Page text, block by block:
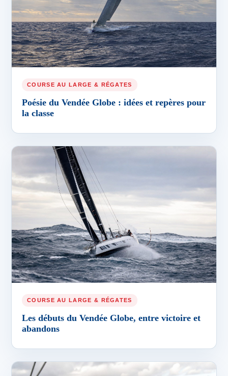
COURSE AU LARGE & RÉGATES
Poésie du Vendée Globe : idées et repères pour
la classe
COURSE AU LARGE & RÉGATES
Les débuts du Vendée Globe, entre victoire et
abandons